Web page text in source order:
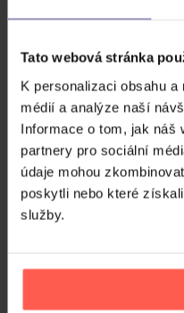
Tato webová stránka
K personalizaci obsahu
médií a analýze naší
Informace o tom, jak
partnery pro sociální
údaje mohou
poskytli nebo které
služby.
Počet KiT
Balení média
Formát média
Počet Platform Album
Zvuk